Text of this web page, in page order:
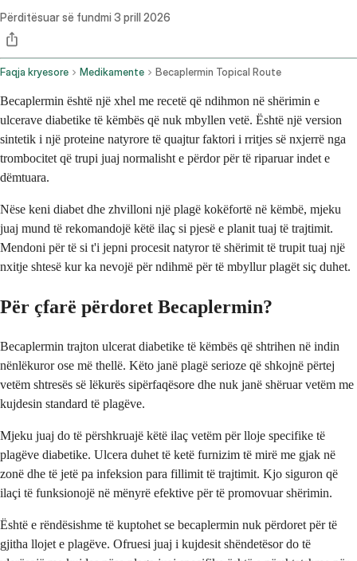
Përditësuar së fundmi 3 prill 2026
Faqja kryesore Medikamente Becaplermin Topical Route
Becaplermin është një xhel me recetë që ndihmon në shërimin e
ulcerave diabetike të këmbës që nuk mbyllen vetë. Është një version
sintetik i një proteine natyrore të quajtur faktori i rritjes së nxjerrë nga
trombocitet që trupi juaj normalisht e përdor për të riparuar indet e
dëmtuara.
Nëse keni diabet dhe zhvilloni një plagë kokëfortë në këmbë, mjeku
juaj mund të rekomandojë këtë ilaç si pjesë e planit tuaj të trajtimit.
Mendoni për të si t'i jepni procesit natyror të shërimit të trupit tuaj një
nxitje shtesë kur ka nevojë për ndihmë për të mbyllur plagët siç duhet.
Për çfarë përdoret Becaplermin?
Becaplermin trajton ulcerat diabetike të këmbës që shtrihen në indin
nënlëkuror ose më thellë. Këto janë plagë serioze që shkojnë përtej
vetëm shtresës së lëkurës sipërfaqësore dhe nuk janë shëruar vetëm me
kujdesin standard të plagëve.
Mjeku juaj do të përshkruajë këtë ilaç vetëm për lloje specifike të
plagëve diabetike. Ulcera duhet të ketë furnizim të mirë me gjak në
zonë dhe të jetë pa infeksion para fillimit të trajtimit. Kjo siguron që
ilaçi të funksionojë në mënyrë efektive për të promovuar shërimin.
Është e rëndësishme të kuptohet se becaplermin nuk përdoret për të
gjitha llojet e plagëve. Ofruesi juaj i kujdesit shëndetësor do të